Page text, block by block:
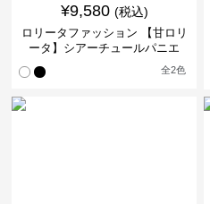
¥9,580 (税込)
ロリータファッション 【甘ロリ
ータ】シアーチュールパニエ
全2色